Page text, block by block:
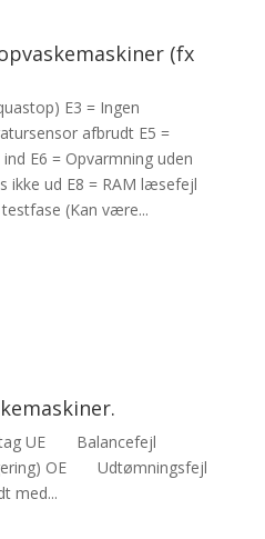
(fx
E3 = Ingen
afbrudt E5 =
E6 = Opvarmning uden
ikke ud E8 = RAM læsefejl
(Kan være...
UE Balancefejl
OE Udtømningsfejl
med...